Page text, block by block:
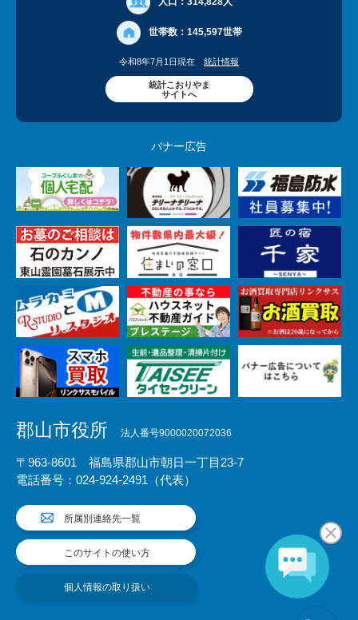
世帯数： 145,597世帯
令和8年7月1日現在 統計情報
統計こおりやま
サイトへ
バナー広告
郡山市役所 法人番号9000020072036
〒963-8601 福島県郡山市朝日一丁目23-7
電話番号：024-924-2491（代表）
所属別連絡先一覧
このサイトの使い方
個人情報の取り扱い